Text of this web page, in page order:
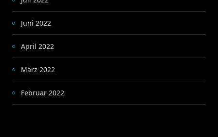
Juni 2022
April 2022
März 2022
Februar 2022